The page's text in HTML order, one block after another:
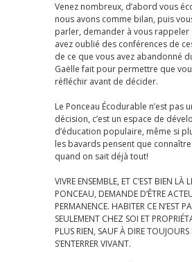
Venez nombreux, d’abord vous
nous avons comme bilan, puis
parler, demander à vous rappeler
avez oublié des conférences de
de ce que vous avez abandonné
Gaëlle fait pour permettre que
réfléchir avant de décider.
Le Ponceau Écodurable n’est pas
décision, c’est un espace de
d’éducation populaire, même si
les bavards pensent que
quand on sait déjà tout!
VIVRE ENSEMBLE, ET C’EST BIEN LÀ
PONCEAU, DEMANDE D’ÊTRE
PERMANENCE. HABITER CE N’EST
SEULEMENT CHEZ SOI ET
PLUS RIEN, SAUF À DIRE
S’ENTERRER VIVANT.